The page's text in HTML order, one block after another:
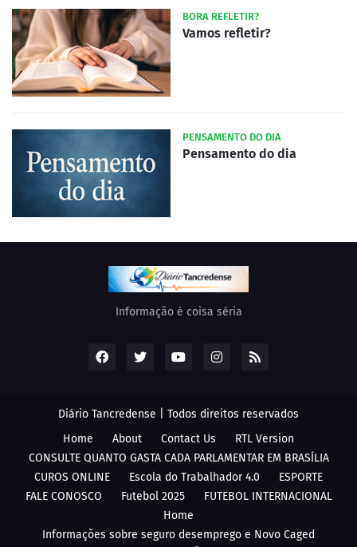
BORA REFLETIR?
Vamos refletir?
PENSAMENTO DO DIA
Pensamento do dia
Informação é coisa séria
Diário Tancredense | Todos direitos reservados
Home
About Contact Us
RTL Version
CONSULTE QUANTO GASTA CADA PARLAMENTAR EM BRASÍLIA
CUROS ONLINE
Escola do Trabalhador 4.0
ESPORTE
FALE CONOSCO
Futebol 2025
FUTEBOL INTERNACIONAL
Home
Informações sobre seguro desemprego e Novo Caged